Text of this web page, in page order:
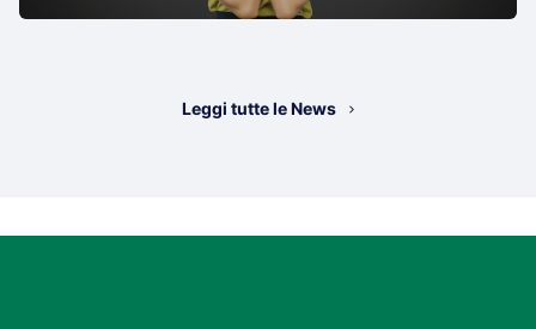
Leggi tutte le News